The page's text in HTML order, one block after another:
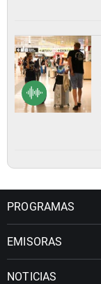
PROGRAMAS
EMISORAS
NOTICIAS